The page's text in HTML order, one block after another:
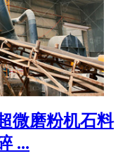
微磨粉机石料
...